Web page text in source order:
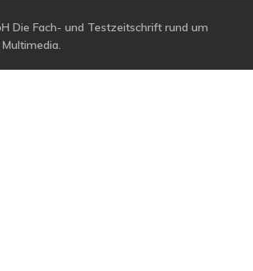
Die Fach- und Testzeitschrift rund um